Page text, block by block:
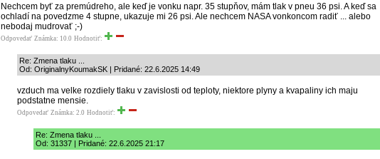
Nechcem byť za premúdreho, ale keď je vonku napr. 35 stupňov, mám tlak v pneu 36 psi. A keď sa
ochladí na povedzme 4 stupne, ukazuje mi 26 psi. Ale nechcem NASA vonkoncom radiť ... alebo
nebodaj mudrovať ;-)
Odpovedať Známka: 10.0 Hodnotiť:
Re: Zmena tlaku ...
Od: OriginalnyKoumakSK | Pridané: 22.6.2025 14:49
vzduch ma velke rozdiely tlaku v zavislosti od teploty, niektore plyny a kvapaliny ich maju
podstatne mensie.
Odpovedať Známka: 2.0 Hodnotiť:
Re: Zmena tlaku ...
Od: 31337 | Pridané: 22.6.2025 21:17